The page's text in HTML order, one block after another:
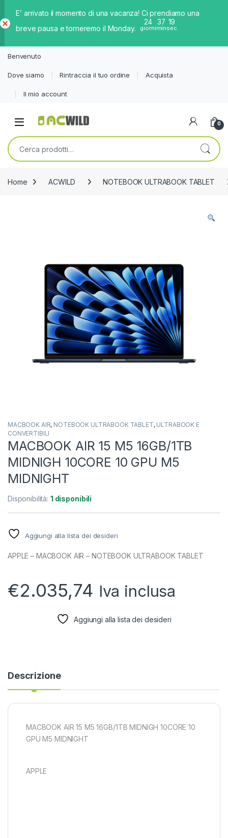
E’ arrivato il momento di una vacanza! Ci prendiamo una
breve pausa e torneremo il Monday.
24
giorni
37
min
19
sec
iud
Benvenuto
Dove siamo Rintraccia il tuo ordine Acquista
Il mio account
0
Cerca:
Home ACWILD NOTEBOOK ULTRABOOK TABLET
MACBOOK AIR, NOTEBOOK ULTRABOOK TABLET, ULTRABOOK E
CONVERTIBILI
MACBOOK AIR 15 M5 16GB/1TB
MIDNIGH 10CORE 10 GPU M5
MIDNIGHT
Disponibilità: 1 disponibili
Aggiungi alla lista dei desideri
APPLE – MACBOOK AIR – NOTEBOOK ULTRABOOK TABLET
€2.035,74 Iva inclusa
Aggiungi alla lista dei desideri
Descrizione
MACBOOK AIR 15 M5 16GB/1TB MIDNIGH 10CORE 10
GPU M5 MIDNIGHT
APPLE